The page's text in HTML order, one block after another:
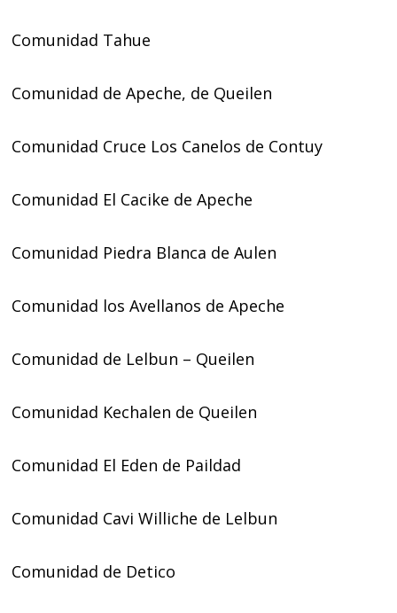
Comunidad Tahue
Comunidad de Apeche, de Queilen
Comunidad Cruce Los Canelos de Contuy
Comunidad El Cacike de Apeche
Comunidad Piedra Blanca de Aulen
Comunidad los Avellanos de Apeche
Comunidad de Lelbun – Queilen
Comunidad Kechalen de Queilen
Comunidad El Eden de Paildad
Comunidad Cavi Williche de Lelbun
Comunidad de Detico